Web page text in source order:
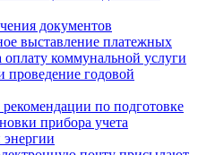
документов
выставление платежных
оплату коммунальной услуги
проведение годовой
по подготовке
прибора учета
энергии